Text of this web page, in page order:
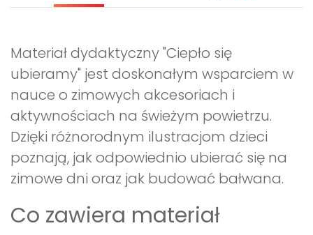
Materiał dydaktyczny "Ciepło się
ubieramy" jest doskonałym wsparciem w
nauce o zimowych akcesoriach i
aktywnościach na świeżym powietrzu.
Dzięki różnorodnym ilustracjom dzieci
poznają, jak odpowiednio ubierać się na
zimowe dni oraz jak budować bałwana.
Co zawiera materiał